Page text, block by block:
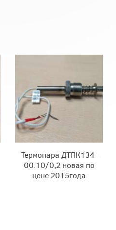
Термопара ДТПК134-
00.10/0,2 новая по
цене 2015года